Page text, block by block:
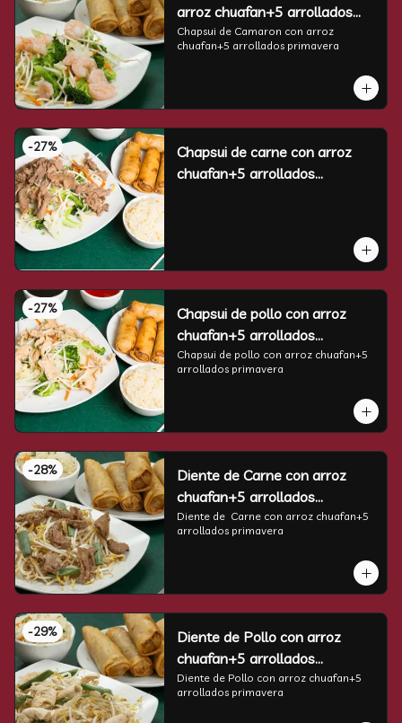
arroz chuafan+5 arrollados
primavera
Chapsui de Camaron con arroz
chuafan+5 arrollados primavera
-27%
Chapsui de carne con arroz
chuafan+5 arrollados
-27%
Chapsui de pollo con arroz
chuafan+5 arrollados
primavera
Chapsui de pollo con arroz chuafan+5
arrollados primavera
-28%
Diente de Carne con arroz
chuafan+5 arrollados
primavera
Diente de  Carne con arroz chuafan+5
arrollados primavera
-29%
Diente de Pollo con arroz
chuafan+5 arrollados
primavera
Diente de Pollo con arroz chuafan+5
arrollados primavera